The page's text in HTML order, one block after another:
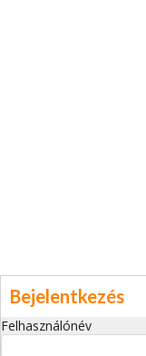
Bejelentkezés
Felhasználónév